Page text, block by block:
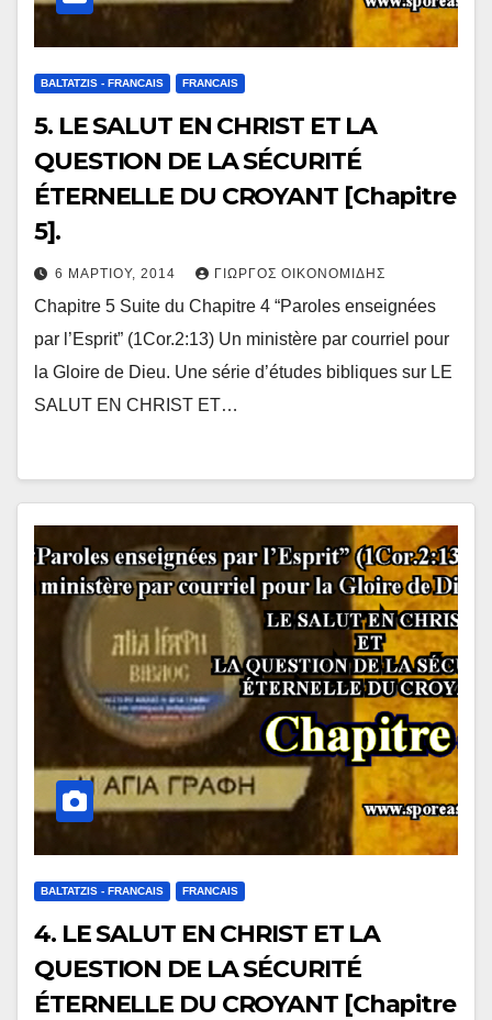
BALTATZIS - FRANCAIS FRANCAIS
5. LE SALUT EN CHRIST ET LA
QUESTION DE LA SÉCURITÉ
ÉTERNELLE DU CROYANT [Chapitre
5].
6 ΜΑΡΤΊΟΥ, 2014 ΓΙΏΡΓΟΣ ΟΙΚΟΝΟΜΊΔΗΣ
Chapitre 5 Suite du Chapitre 4 “Paroles enseignées
par l’Esprit” (1Cor.2:13) Un ministère par courriel pour
la Gloire de Dieu. Une série d’études bibliques sur LE
SALUT EN CHRIST ET…
BALTATZIS - FRANCAIS FRANCAIS
4. LE SALUT EN CHRIST ET LA
QUESTION DE LA SÉCURITÉ
ÉTERNELLE DU CROYANT [Chapitre